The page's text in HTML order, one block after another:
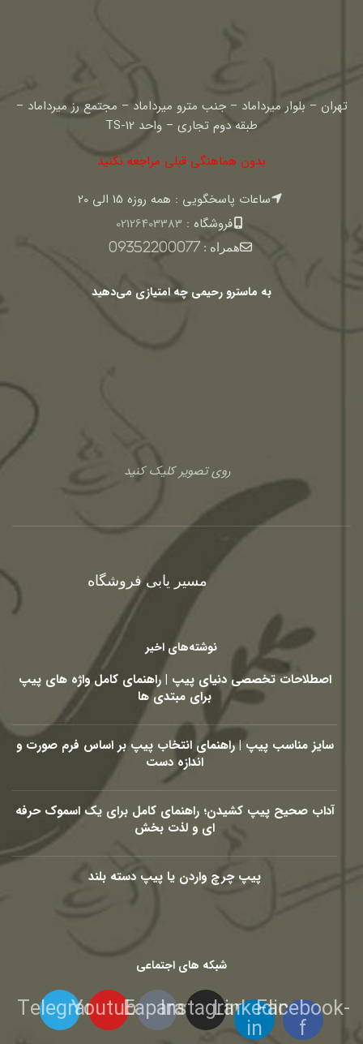
تهران – بلوار میرداماد – جنب مترو میرداماد – مجتمع رز میرداماد –
طبقه دوم تجاری – واحد TS-12
بدون هماهنگی قبلی مراجعه نکنید
ساعات پاسخگویی : همه روزه 15 الی 20
فروشگاه : 02126403383
همراه :09352200077
به ماسترو رحیمی چه امتیازی می‌دهید
روی تصویر کلیک کنید
مسیر یابی فروشگاه
نوشته‌های اخیر
اصطلاحات تخصصی دنیای پیپ | راهنمای کامل واژه های پیپ
برای مبتدی ها
سایز مناسب پیپ | راهنمای انتخاب پیپ بر اساس فرم صورت و
اندازه دست
آداب صحیح پیپ کشیدن؛ راهنمای کامل برای یک اسموک حرفه
ای و لذت بخش
پیپ چرچ واردن یا پیپ دسته بلند
شبکه های اجتماعی
Facebook-
f
Linkedin-
in
Instagram
Eaparat
Youtube
Telegram